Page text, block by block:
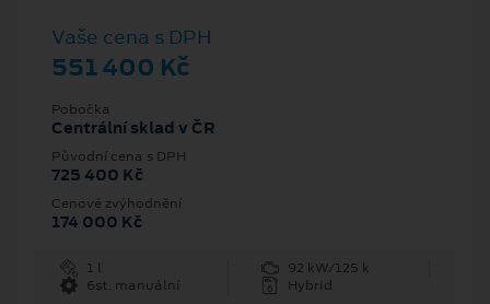
Vaše cena s DPH
551 400 Kč
Pobočka
Centrální sklad v ČR
Původní cena s DPH
725 400 Kč
Cenové zvýhodnění
174 000 Kč
1 l
92 kW/125 k
6st. manuální
Hybrid